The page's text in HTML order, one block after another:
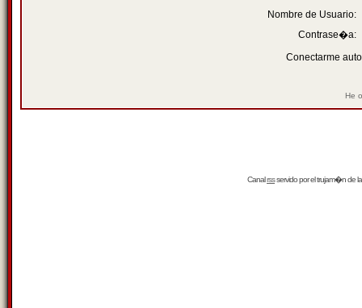
Nombre de Usuario:
Contrase�a:
Conectarme
He
Canalrssservido por eltrujam�nde